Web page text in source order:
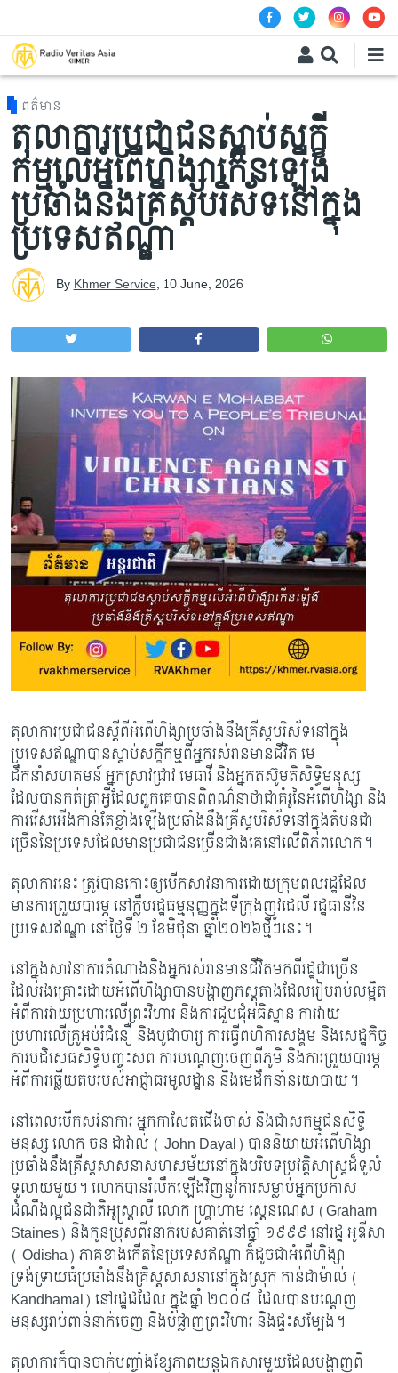
ពត៌មាន
តុលាការប្រជាជនស្តាប់សក្ខី
កម្មលើអំពើហិង្សាកើនឡើង
ប្រឆាំងនឹងគ្រីស្តបរិស័ទនៅក្នុង
ប្រទេសឥណ្ឌា
ByKhmer Service, 10 June, 2026
តុលាការប្រជាជនស្តីពីអំពើហិង្សាប្រឆាំងនឹងគ្រីស្តបរិស័ទនៅក្នុង
ប្រទេសឥណ្ឌាបានស្តាប់សក្ខីកម្មពីអ្នករស់រានមានជីវិត មេ
ដឹកនាំសហគមន៍ អ្នកស្រាវជ្រាវ មេធាវី និងអ្នកតស៊ូមតិសិទ្ធិមនុស្ស
ដែលបានកត់ត្រាអ្វីដែលពួកគេបានពិពណ៌នាថាជាគំរូនៃអំពើហិង្សា និង
ការរើសអើងកាន់តែខ្លាំងឡើងប្រឆាំងនឹងគ្រីស្តបរិស័ទនៅក្នុងតំបន់ជា
ច្រើននៃប្រទេសដែលមានប្រជាជនច្រើនជាងគេនៅលើពិភពលោក។
តុលាការនេះ ត្រូវបានកោះឲ្យបើកសាវនាការដោយក្រុមពលរដ្ឋដែល
មានការព្រួយបារម្ភ នៅក្លឹបរដ្ឋធម្មនុញ្ញក្នុងទីក្រុងញូវដេលី រដ្ឋធានីនៃ
ប្រទេសឥណ្ឌា នៅថ្ងៃទី ២ ខែមិថុនា ឆ្នាំ២០២៦ថ្មីៗនេះ។
នៅក្នុងសាវនាការតំណាងនិងអ្នករស់រានមានជីវិតមកពីរដ្ឋជាច្រើន
ដែលរងគ្រោះដោយអំពើហិង្សាបានបង្ហាញភស្តុតាងដែលរៀបរាប់លម្អិត
អំពីការវាយប្រហារលើព្រះវិហារ និងការជួបជុំអធិស្ឋាន ការវាយ
ប្រហារលើគ្រូអប់រំជំនឿ និងបូជាចារ្យ ការធ្វើពហិការសង្គម និងសេដ្ឋកិច្ច
ការបដិសេធសិទ្ធិបញ្ចុះសព ការបណ្តេញចេញពីភូមិ និងការព្រួយបារម្ភ
អំពីការឆ្លើយតបរបស់អាជ្ញាធរមូលដ្ឋាន និងមេដឹកនាំនយោបាយ។
នៅពេលបើកសវនាការ អ្នកកាសែតជើងចាស់ និងជាសកម្មជនសិទ្ធិ
មនុស្ស លោក ចន ដាវាល់ ( John Dayal) បាននិយាយអំពើហិង្សា
ប្រឆាំងនឹងគ្រីស្តសាសនាសហសម័យនៅក្នុងបរិបទប្រវត្តិសាស្ត្រដ៏ទូលំ
ទូលាយមួយ។ លោកបានរំលឹកឡើងវិញនូវការសម្លាប់អ្នកប្រកាស
ដំណឹងល្អជនជាតិអូស្ត្រាលី លោក ហ្គ្រាហាម ស្តេនណេស (Graham
Staines) និងកូនប្រុសពីរនាក់របស់គាត់នៅឆ្នាំ ១៩៩៩ នៅរដ្ឋ អូឌីសា
( Odisha) ភាគខាងកើតនៃប្រទេសឥណ្ឌា ក៏ដូចជាអំពើហិង្សា
ទ្រង់ទ្រាយធំប្រឆាំងនឹងគ្រិស្តសាសនានៅក្នុងស្រុក កាន់ដាម៉ាល់ (
Kandhamal) នៅរដ្ឋដដែល ក្នុងឆ្នាំ ២០០៨ ដែលបានបណ្តេញ
មនុស្សរាប់ពាន់នាក់ចេញ និងបំផ្លាញព្រះវិហារ និងផ្ទះសម្បែង។
តុលាការក៏បានចាក់បញ្ចាំងខ្សែភាពយន្តឯកសារមួយដែលបង្ហាញពី